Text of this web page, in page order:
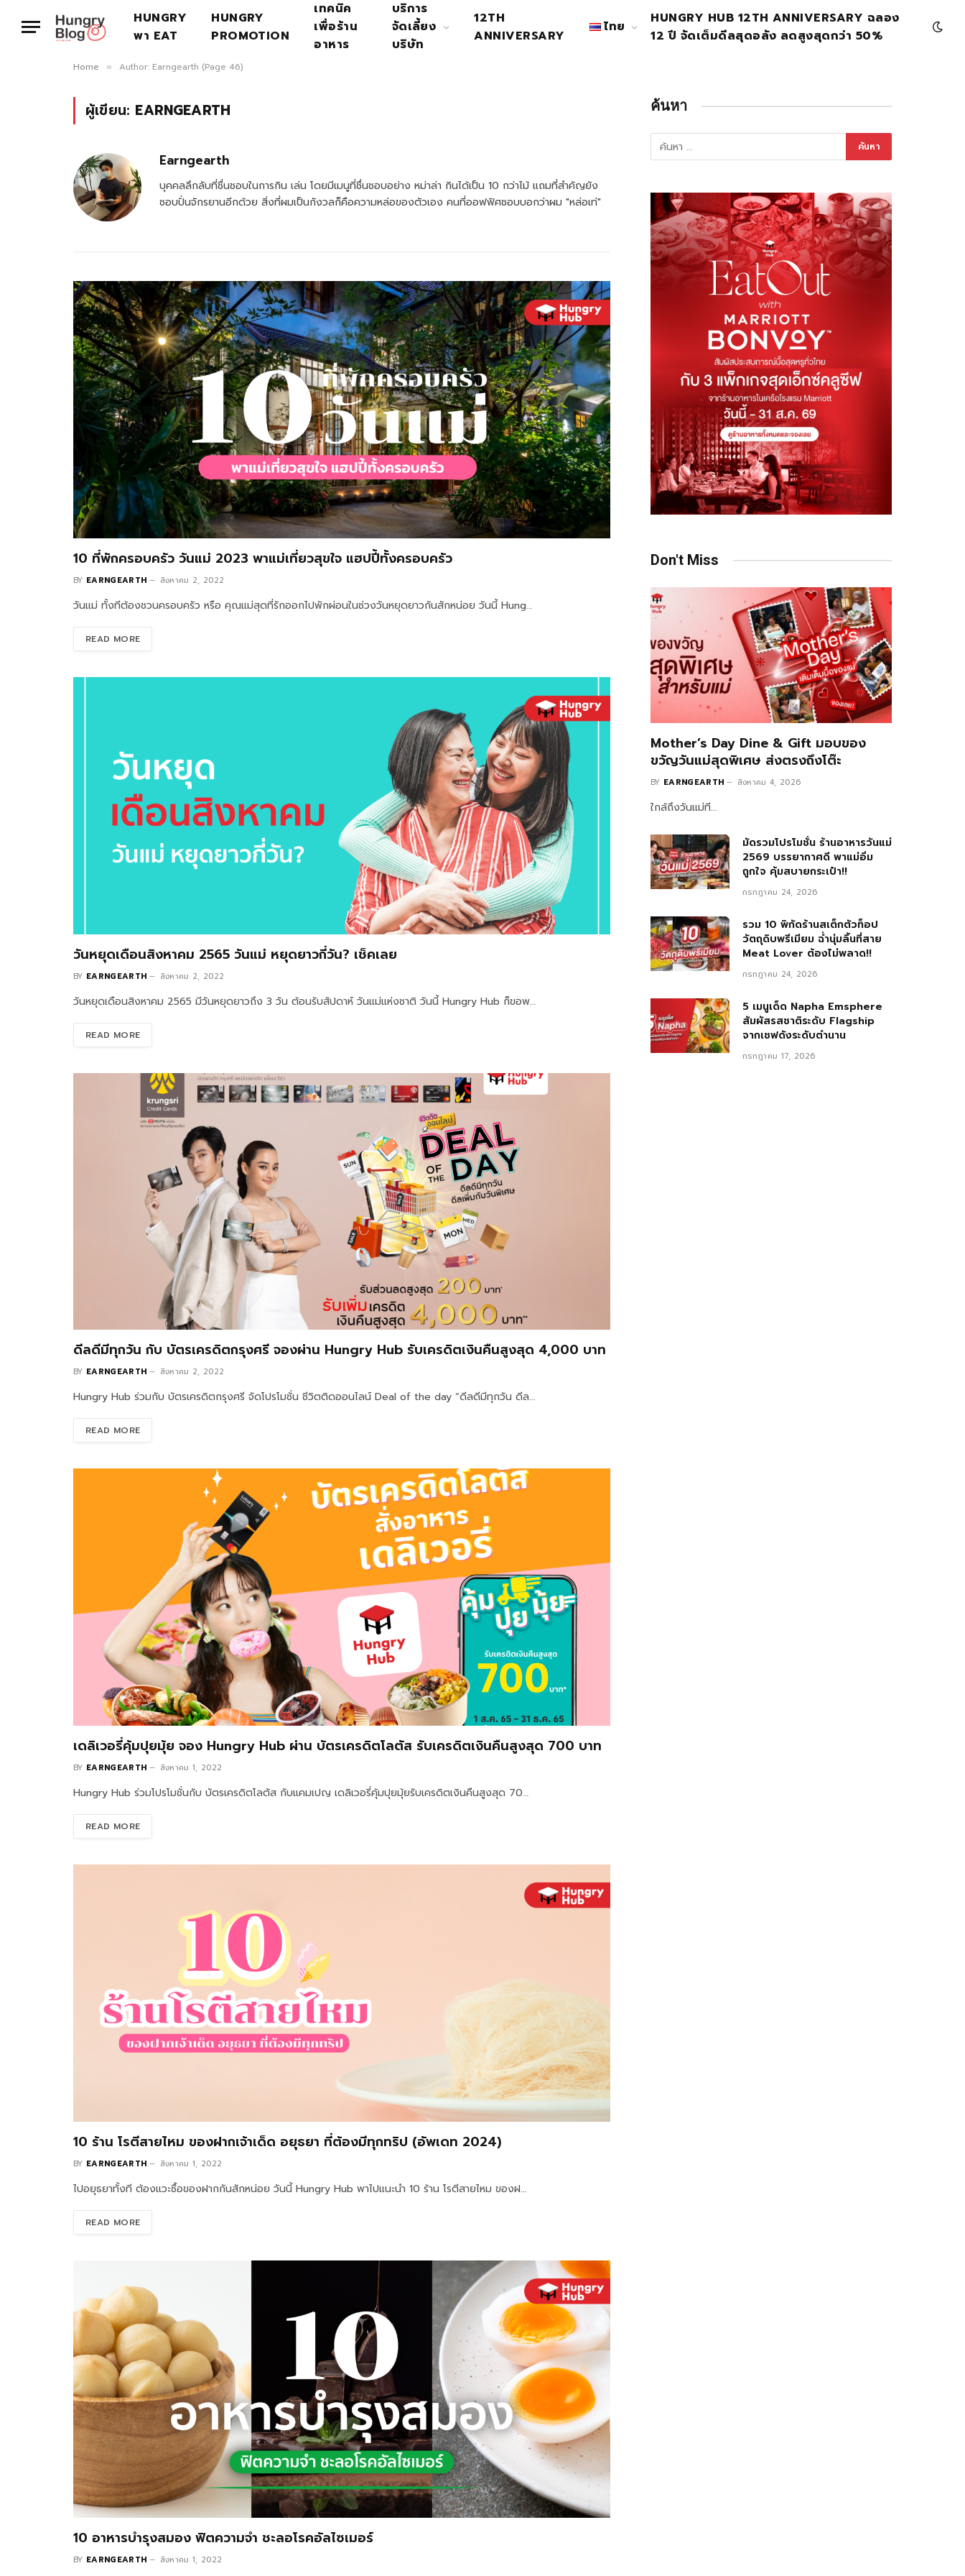
HUNGRY
พา EAT
HUNGRY
PROMOTION
เทคนิค
เพื่อร้าน
อาหาร
บริการ
จัดเลี้ยง
บริษัท
12TH
ANNIVERSARY
ไทย
HUNGRY HUB 12TH ANNIVERSARY ฉลอง
12 ปี จัดเต็มดีลสุดอลัง ลดสูงสุดกว่า 50%
Home » Author: Earngearth (Page 46)
ผู้เขียน: EARNGEARTH
Earngearth
บุคคลลึกลับที่ชื่นชอบในการกิน เล่น โดยมีเมนูที่ชื่นชอบอย่าง หม่าล่า กินได้เป็น 10 กว่าไม้ แถมที่สำคัญยัง
ชอบปั่นจักรยานอีกด้วย สิ่งที่ผมเป็นกังวลก็คือความหล่อของตัวเอง คนที่ออฟฟิศชอบบอกว่าผม "หล่อเท่"
10 ที่พักครอบครัว วันแม่ 2023 พาแม่เที่ยวสุขใจ แฮปปี้ทั้งครอบครัว
BY EARNGEARTH สิงหาคม 2, 2022
วันแม่ ทั้งทีต้องชวนครอบครัว หรือ คุณแม่สุดที่รักออกไปพักผ่อนในช่วงวันหยุดยาวกันสักหน่อย วันนี้ Hung…
READ MORE
วันหยุดเดือนสิงหาคม 2565 วันแม่ หยุดยาวกี่วัน? เช็คเลย
BY EARNGEARTH สิงหาคม 2, 2022
วันหยุดเดือนสิงหาคม 2565 มีวันหยุดยาวถึง 3 วัน ต้อนรับสัปดาห์ วันแม่แห่งชาติ วันนี้ Hungry Hub ก็ขอพ…
READ MORE
ดีลดีมีทุกวัน กับ บัตรเครดิตกรุงศรี จองผ่าน Hungry Hub รับเครดิตเงินคืนสูงสุด 4,000 บาท
BY EARNGEARTH สิงหาคม 2, 2022
Hungry Hub ร่วมกับ บัตรเครดิตกรุงศรี จัดโปรโมชั่น ชีวิตติดออนไลน์ Deal of the day “ดีลดีมีทุกวัน ดีล…
READ MORE
เดลิเวอรี่คุ้มปุยมุ้ย จอง Hungry Hub ผ่าน บัตรเครดิตโลตัส รับเครดิตเงินคืนสูงสุด 700 บาท
BY EARNGEARTH สิงหาคม 1, 2022
Hungry Hub ร่วมโปรโมชั่นกับ บัตรเครดิตโลตัส กับแคมเปญ เดลิเวอรี่คุ้มปุยมุ้ยรับเครดิตเงินคืนสูงสุด 70…
READ MORE
10 ร้าน โรตีสายไหม ของฝากเจ้าเด็ด อยุธยา ที่ต้องมีทุกทริป (อัพเดท 2024)
BY EARNGEARTH สิงหาคม 1, 2022
ไปอยุธยาทั้งที ต้องแวะซื้อของฝากกันสักหน่อย วันนี้ Hungry Hub พาไปแนะนำ 10 ร้าน โรตีสายไหม ของฝ…
READ MORE
10 อาหารบำรุงสมอง ฟิตความจำ ชะลอโรคอัลไซเมอร์
BY EARNGEARTH สิงหาคม 1, 2022
ค้นหา
Don't Miss
Mother’s Day Dine & Gift มอบของ
ขวัญวันแม่สุดพิเศษ ส่งตรงถึงโต๊ะ
BY EARNGEARTH สิงหาคม 4, 2026
ใกล้ถึงวันแม่ที…
มัดรวมโปรโมชั่น ร้านอาหารวันแม่
2569 บรรยากาศดี พาแม่อิ่ม
ถูกใจ คุ้มสบายกระเป๋า!!
กรกฎาคม 24, 2026
รวม 10 พิกัดร้านสเต็กตัวท็อป
วัตถุดิบพรีเมียม ฉ่ำนุ่มลิ้นที่สาย
Meat Lover ต้องไม่พลาด!!
กรกฎาคม 24, 2026
5 เมนูเด็ด Napha Emsphere
สัมผัสรสชาติระดับ Flagship
จากเชฟดังระดับตำนาน
กรกฎาคม 17, 2026